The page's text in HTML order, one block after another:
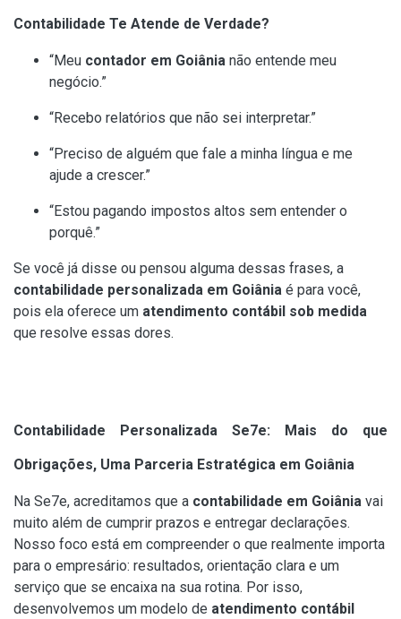
Contabilidade Te Atende de Verdade?
“Meu contador em Goiânia não entende meu
negócio.”
“Recebo relatórios que não sei interpretar.”
“Preciso de alguém que fale a minha língua e me
ajude a crescer.”
“Estou pagando impostos altos sem entender o
porquê.”
Se você já disse ou pensou alguma dessas frases, a
contabilidade personalizada em Goiânia é para você,
pois ela oferece um atendimento contábil sob medida
que resolve essas dores.
Contabilidade Personalizada Se7e: Mais do que
Obrigações, Uma Parceria Estratégica em Goiânia
Na Se7e, acreditamos que a contabilidade em Goiânia vai
muito além de cumprir prazos e entregar declarações.
Nosso foco está em compreender o que realmente importa
para o empresário: resultados, orientação clara e um
serviço que se encaixa na sua rotina. Por isso,
desenvolvemos um modelo de atendimento contábil